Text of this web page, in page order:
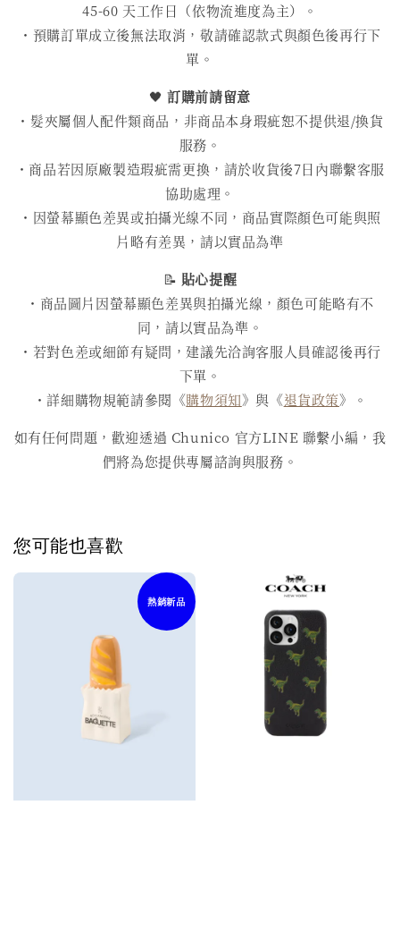
45-60 天工作日（依物流進度為主）。
・預購訂單成立後無法取消，敬請確認款式與顏色後再行下
單。
🖤訂購前請留意
・髮夾屬個人配件類商品，非商品本身瑕疵恕不提供退/換貨
服務。
・商品若因原廠製造瑕疵需更換，請於收貨後7日內聯繫客服
協助處理。
・因螢幕顯色差異或拍攝光線不同，商品實際顏色可能與照
片略有差異，請以實品為準
📝 貼心提醒
・商品圖片因螢幕顯色差異與拍攝光線，顏色可能略有不
同，請以實品為準。
・若對色差或細節有疑問，建議先洽詢客服人員確認後再行
下單。
・詳細購物規範請參閱《購物須知》與《退貨政策》。
如有任何問題，歡迎透過 Chunico 官方LINE 聯繫小編，我
們將為您提供專屬諮詢與服務。
您可能也喜歡
熱銷新品